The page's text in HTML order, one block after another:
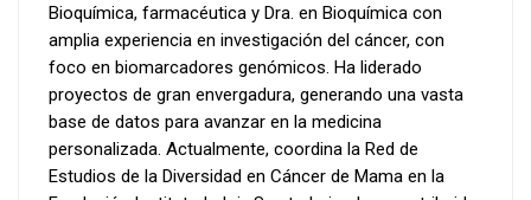
Bioquímica, farmacéutica y Dra. en Bioquímica con
amplia experiencia en investigación del cáncer, con
foco en biomarcadores genómicos. Ha liderado
proyectos de gran envergadura, generando una vasta
base de datos para avanzar en la medicina
personalizada. Actualmente, coordina la Red de
Estudios de la Diversidad en Cáncer de Mama en la